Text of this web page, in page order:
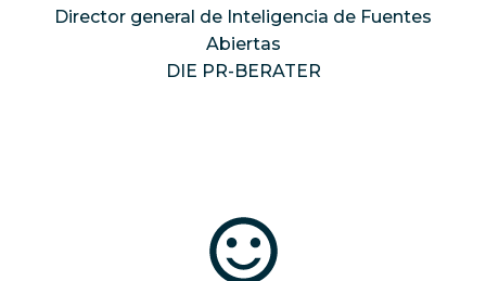
Director general de Inteligencia de Fuentes
Abiertas
DIE PR-BERATER